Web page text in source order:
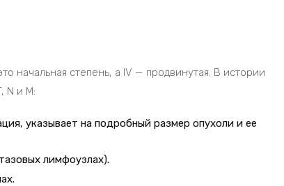
начальная степень, а IV — продвинутая. В истории
N и M:
указывает на подробный размер опухоли и ее
лимфоузлах).